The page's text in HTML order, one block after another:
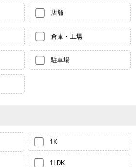
店舗
倉庫・工場
駐車場
1K
1LDK